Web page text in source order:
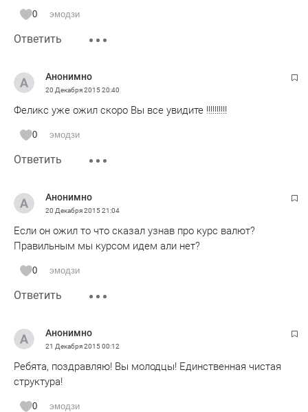
0 эмодзи
Ответить
Анонимно
20 Декабря 201520:40
Феликс уже ожил скоро Вы все увидите !!!!!!!!!!
0 эмодзи
Ответить
Анонимно
20 Декабря 201521:04
Если он ожил то что сказал узнав про курс валют?
Правильным мы курсом идем али нет?
0 эмодзи
Ответить
Анонимно
21 Декабря 201500:12
Ребята, поздравляю! Вы молодцы! Единственная чистая
структура!
0 эмодзи